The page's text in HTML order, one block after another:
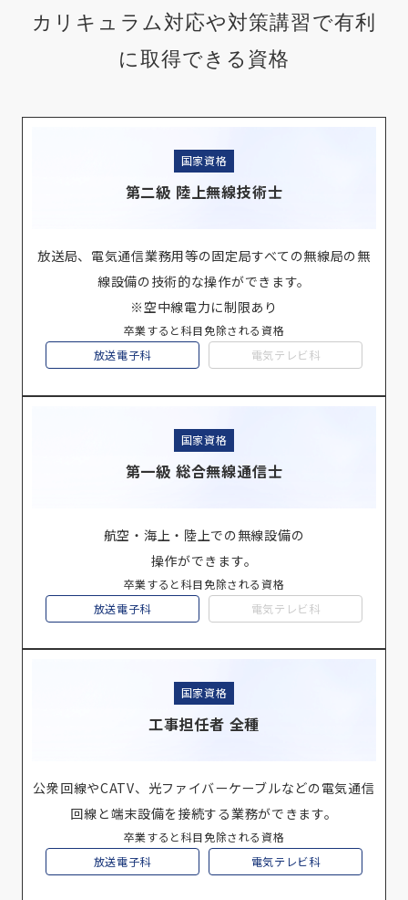
カリキュラム対応や対策講習で有利
に取得できる資格
国家資格
第二級 陸上無線技術士
放送局、電気通信業務用等の固定局すべての無線局の無
線設備の技術的な操作ができます。
※空中線電力に制限あり
卒業すると科目免除される資格
放送電子科 電気テレビ科
国家資格
第一級 総合無線通信士
航空・海上・陸上での無線設備の
操作ができます。
卒業すると科目免除される資格
放送電子科 電気テレビ科
国家資格
工事担任者 全種
公衆回線やCATV、光ファイバーケーブルなどの電気通信
回線と端末設備を接続する業務ができます。
卒業すると科目免除される資格
放送電子科 電気テレビ科